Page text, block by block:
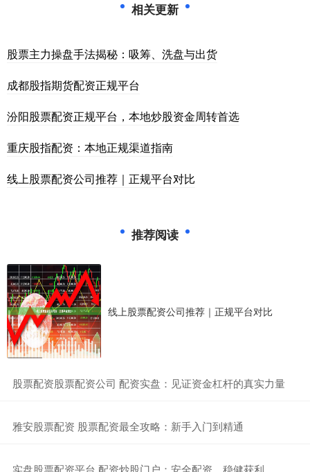
相关更新
股票主力操盘手法揭秘：吸筹、洗盘与出货
成都股指期货配资正规平台
汾阳股票配资正规平台，本地炒股资金周转首选
重庆股指配资：本地正规渠道指南
线上股票配资公司推荐｜正规平台对比
推荐阅读
线上股票配资公司推荐｜正规平台对比
​股票配资股票配资公司 配资实盘：见证资金杠杆的真实力量
​雅安股票配资 股票配资最全攻略：新手入门到精通